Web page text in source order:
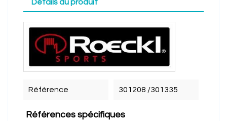
Détails du produit
Référence 301208 /301335
Références spécifiques